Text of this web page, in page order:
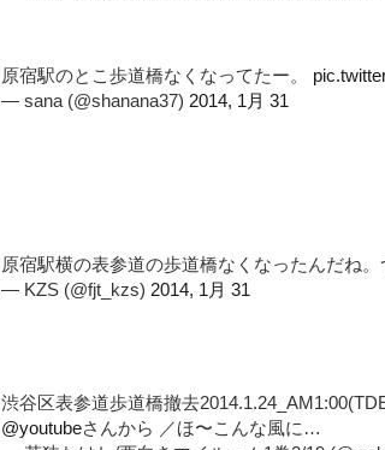
原宿駅のとこ歩道橋なくなってたー。
— sana (@shanana37) 2014, 1月 31
原宿駅横の表参道の歩道橋なくなったんだね。
— KZS (@fjt_kzs) 2014, 1月 31
渋谷区表参道歩道橋撤去
@youtubeさんから ／ほ〜こんな風に…